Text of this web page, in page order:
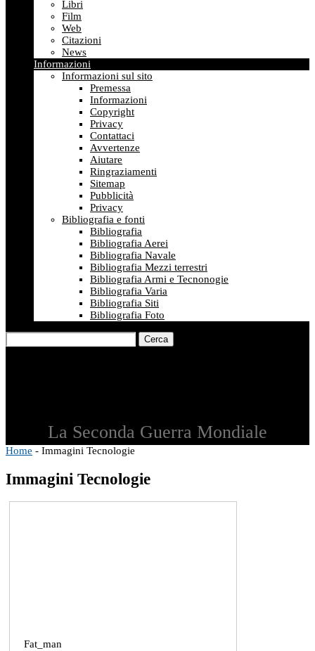
Libri
Film
Web
Citazioni
News
Informazioni
Informazioni sul sito
Premessa
Informazioni
Copyright
Privacy
Contattaci
Avvertenze
Aiutare
Ringraziamenti
Sitemap
Pubblicità
Privacy
Bibliografia e fonti
Bibliografia
Bibliografia Aerei
Bibliografia Navale
Bibliografia Mezzi terrestri
Bibliografia Armi e Tecnonogie
Bibliografia Varia
Bibliografia Siti
Bibliografia Foto
Cerca
La Seconda Guerra Mondiale
Home - Immagini Tecnologie
Immagini Tecnologie
Fat_man